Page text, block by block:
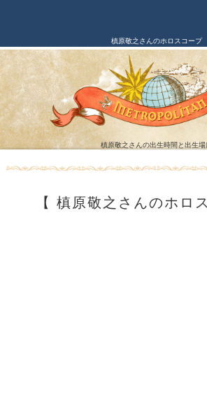
槙原敬之さんのホロスコープ
槙原敬之さんの出生時間と出生場
【 槙原敬之さんのホロ